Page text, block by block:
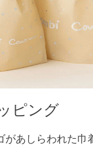
ピング
があしらわれた巾